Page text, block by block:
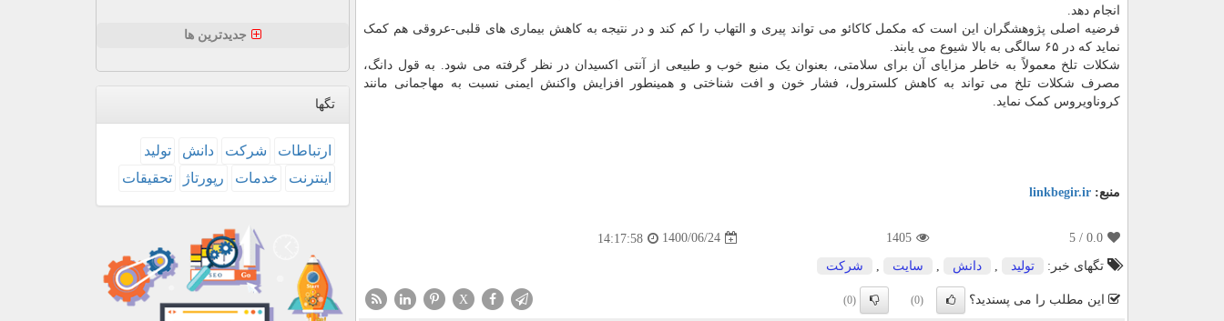
انجام دهد.
فرضیه اصلی پژوهشگران این است که مکمل کاکائو می تواند پیری و التهاب را کم کند و در نتیجه به کاهش بیماری های قلبی-عروقی هم کمک
نماید که در ۶۵ سالگی به بالا شیوع می یابند.
شکلات تلخ معمولاً به خاطر مزایای آن برای سلامتی، بعنوان یک منبع خوب و طبیعی از آنتی اکسیدان در نظر گرفته می شود. به قول دانگ،
مصرف شکلات تلخ می تواند به کاهش کلسترول، فشار خون و افت شناختی و همینطور افزایش واکنش ایمنی نسبت به مهاجمانی مانند
کروناویروس کمک نماید.
منبع: linkbegir.ir
0.0
/ 5
1405
1400/06/24
14:17:58
تگهای خبر:
تولید دانش سایت شركت
این مطلب را می پسندید؟ (0)
(0)
X
جدیدترین ها
تگها
ارتباطات شركت دانش
تولید
اینترنت
خدمات رپورتاژ تحقیقات